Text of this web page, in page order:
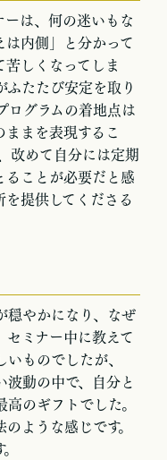
ーは、何の迷いもな
は内側」と分かって
苦しくなってしま
たたび安定を取り
ログラムの着地点は
ままを表現するこ
改めて自分には定期
ることが必要だと感
を提供してくださる
穏やかになり、なぜ
セミナー中に教えて
ものでしたが、
波動の中で、自分と
のギフトでした。
ような感じです。